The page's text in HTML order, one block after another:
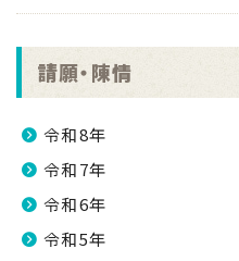
請願・陳情
令和8年
令和7年
令和6年
令和5年